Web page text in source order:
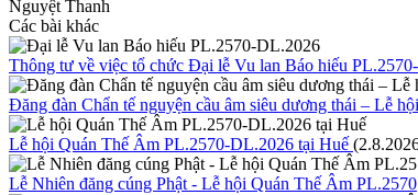
Nguyệt Thanh
Các bài khác
Thông tư về việc tổ chức Đại lễ Vu lan Báo hiếu
Đăng đàn Chẩn tế nguyện cầu âm siêu dương thái – Lễ
Lễ hội Quán Thế Âm PL.2570-DL.2026 tại Huế
Lễ Nhiên đăng cúng Phật - Lễ hội Quán Thế Âm PL.2570